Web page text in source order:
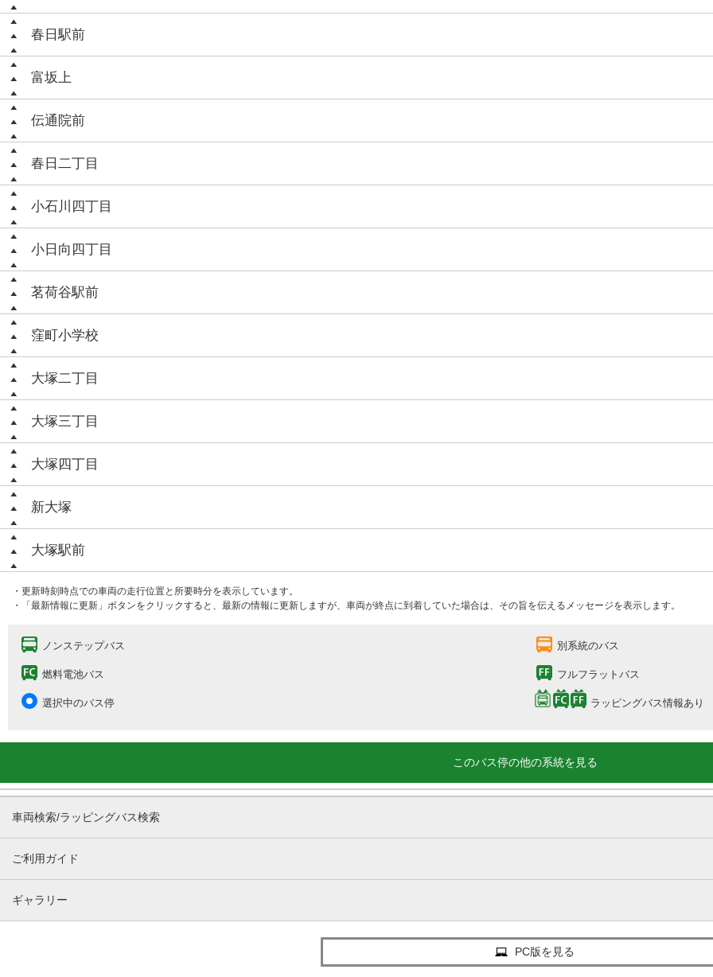
春日駅前
富坂上
伝通院前
春日二丁目
小石川四丁目
小日向四丁目
茗荷谷駅前
窪町小学校
大塚二丁目
大塚三丁目
大塚四丁目
新大塚
大塚駅前
・更新時刻時点での車両の走行位置と所要時分を表示しています。
・「最新情報に更新」ボタンをクリックすると、最新の情報に更新しますが、車両が終点に到着していた場合は、その旨を伝えるメッセージを表示します。
ノンステップバス 別系統のバス
燃料電池バス フルフラットバス
選択中のバス停 ラッピングバス情報あり
このバス停の他の系統を見る
車両検索/ラッピングバス検索
ご利用ガイド
ギャラリー
PC版を見る